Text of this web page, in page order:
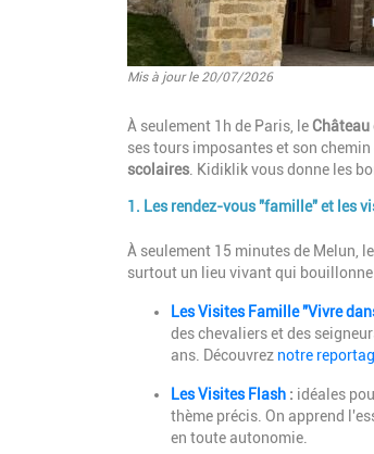
Mis à jour le 20/07/2026
Introduction
À seulement 1h de Paris, leChâteau
ses tours imposantes et son
scolaires . Kidiklik vous donne les
Paragraphes
1. Les rendez-vous "famille" et les
Description
À seulement 15 minutes de Melun, le
surtout un lieu vivant qui bouillonne
Les Visites Famille "Vivre
des chevaliers et des
ans. Découvrez notre
Les Visites Flash : idéales
thème précis. On apprend
en toute autonomie.